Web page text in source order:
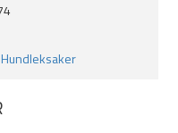
Hundleksaker